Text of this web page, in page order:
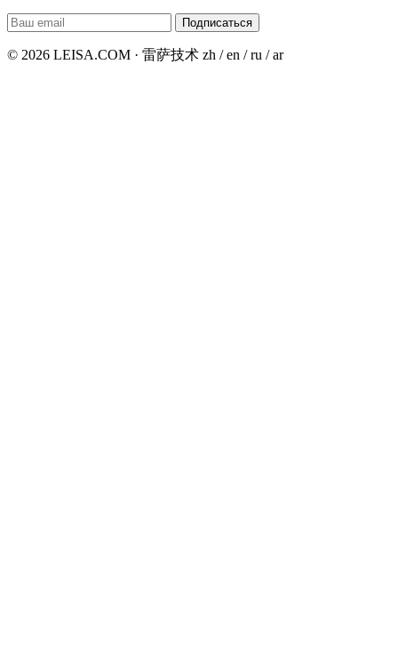
Подписаться
© 2026 LEISA.COM · 雷萨技术 zh / en / ru / ar